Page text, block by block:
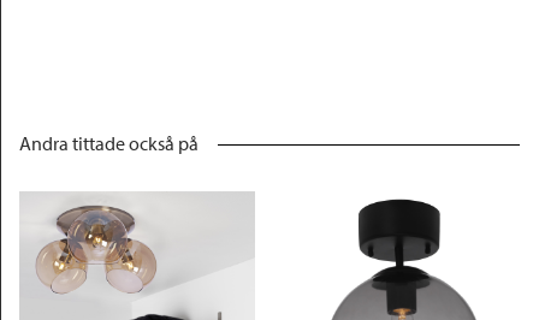
Andra tittade också på